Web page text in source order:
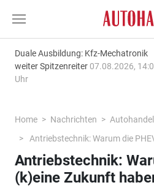
Duale Ausbildung: Kfz-Mechatronik
weiter Spitzenreiter 07.08.2026,
Uhr
Home Nachrichten
Autohandel
Antriebstechnik: Warum die
Antriebstechnik:
(k)eine Zukunft